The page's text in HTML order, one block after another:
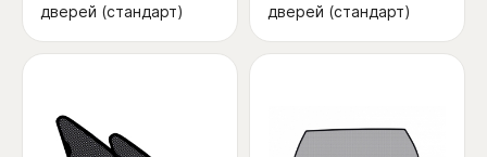
дверей (стандарт)
дверей (стандарт)